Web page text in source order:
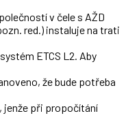
v čele s AŽD
red.) instaluje na trati
ETCS L2. Aby
že bude potřeba
při propočítání